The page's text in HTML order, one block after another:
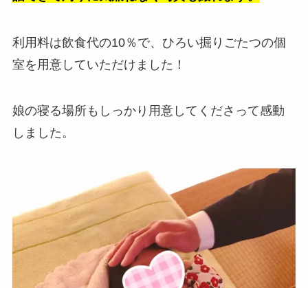
利用料は飲食代の10％で、ひろい掘りごたつの個
室を用意していただけました！
娘の寝る場所もしっかり用意してくださって感動
しました。